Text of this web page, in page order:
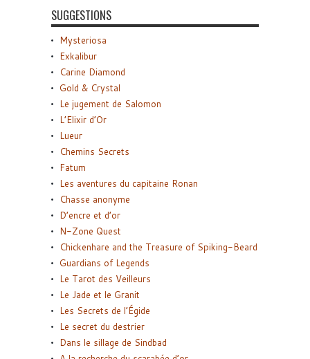
SUGGESTIONS
Mysteriosa
Exkalibur
Carine Diamond
Gold & Crystal
Le jugement de Salomon
L’Elixir d’Or
Lueur
Chemins Secrets
Fatum
Les aventures du capitaine Ronan
Chasse anonyme
D’encre et d’or
N-Zone Quest
Chickenhare and the Treasure of Spiking-Beard
Guardians of Legends
Le Tarot des Veilleurs
Le Jade et le Granit
Les Secrets de l’Égide
Le secret du destrier
Dans le sillage de Sindbad